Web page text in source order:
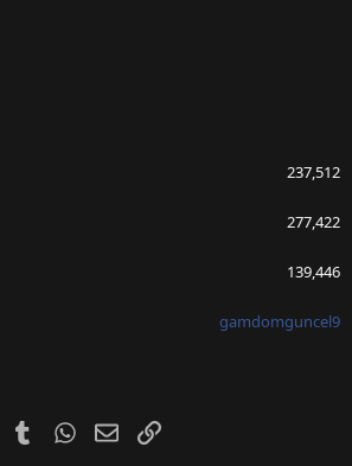
237,512
277,422
139,446
gamdomguncel9
PinterestTumblrWhatsApp
EmailLink